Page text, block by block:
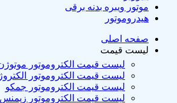
موتور ویبره بدنه برقی
هیدروموتور
صفحه اصلی
لیست قیمت
لیست قیمت الکتروموتور موتوژن
لیست قیمت الکتروموتور
لیست قیمت الکتروموتور جمکو
لیست قیمت الکتروموتور زیمنس